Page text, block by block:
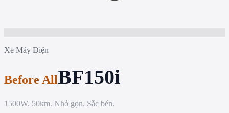
Xe Máy Điện
Before AllBF150i
1500W. 50km. Nhỏ gọn. Sắc bén.